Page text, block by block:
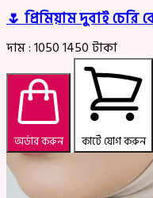
🌷 প্রিমিয়াম দুবাই চেরি
দাম :10501450টাকা
অর্ডার করুন কার্টে যোগ করুন